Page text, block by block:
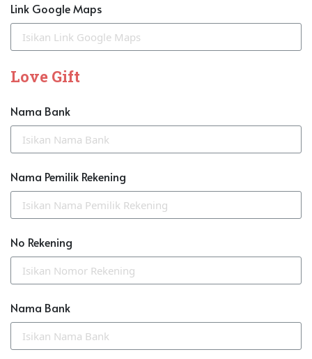
Link Google Maps
Love Gift
Nama Bank
Nama Pemilik Rekening
No Rekening
Nama Bank